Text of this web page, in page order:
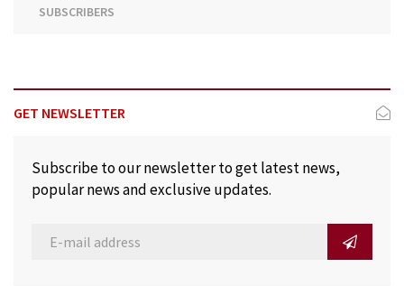
SUBSCRIBERS
GET NEWSLETTER
Subscribe to our newsletter to get latest news,
popular news and exclusive updates.